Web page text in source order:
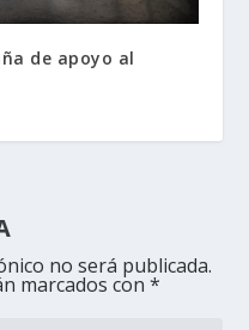
de apoyo al
no será publicada.
marcados con*